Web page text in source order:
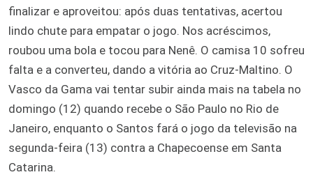
finalizar e aproveitou: após duas tentativas, acertou
lindo chute para empatar o jogo. Nos acréscimos,
roubou uma bola e tocou para Nenê. O camisa 10 sofreu
falta e a converteu, dando a vitória ao Cruz-Maltino. O
Vasco da Gama vai tentar subir ainda mais na tabela no
domingo (12) quando recebe o São Paulo no Rio de
Janeiro, enquanto o Santos fará o jogo da televisão na
segunda-feira (13) contra a Chapecoense em Santa
Catarina.